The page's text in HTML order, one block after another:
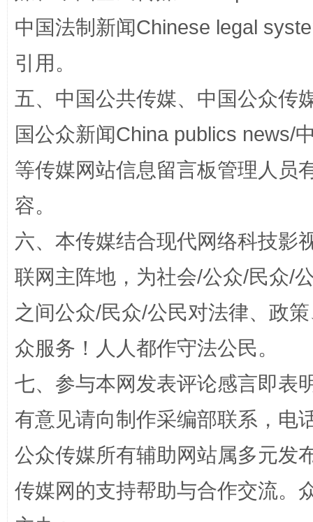
漫山遍野的桃花与雪山、麦地、白藏房 除
中国法制新闻Chinese legal
引用。
五、中国公共传媒、中国公众传
国公众新闻China publics news/
等传媒网站信息留言板管理人员
容。
六、本传媒结合现代网络科技影
联网主阵地，为社会/公众/民众/
之间公众/民众/公民对法律、政
众服务！人人都作守法公民。
七、参与本网发表评论感言即表
有意见请向制作采编部联系，电
公众传媒所有辅助网站属多元发
传媒网的支持帮助与合作交流。